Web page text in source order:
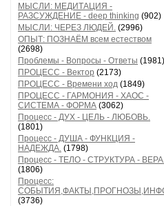
МЫСЛИ: МЕДИТАЦИЯ -
РАЗСУЖДЕНИЕ - deep thinking (902)
МЫСЛИ: ЧЕРЕЗ ЛЮДЕЙ. (2996)
ОПЫТ: ПОЗНАЁМ всем естеством
(2698)
Проблемы - Вопросы - Ответы (1981)
ПРОЦЕСС - Вектор (2173)
ПРОЦЕСС - Времени ход (1849)
ПРОЦЕСС - ГАРМОНИЯ - ХАОС -
СИСТЕМА - ФОРМА (3062)
Процесс - ДУХ - ЦЕЛЬ - ЛЮБОВЬ.
(1801)
Процесс - ДУША - ФУНКЦИЯ -
НАДЕЖДА. (1798)
Процесс - ТЕЛО - СТРУКТУРА -
(1806)
Процесс:
(3736)